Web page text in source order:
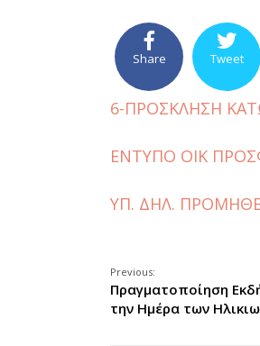
Share Tweet
6-ΠΡΟΣΚΛΗΣΗ
ΕΝΤΥΠΟ ΟΙΚ
ΥΠ. ΔΗΛ.
Previous:
Πραγματοποίηση
την Ημέρα των